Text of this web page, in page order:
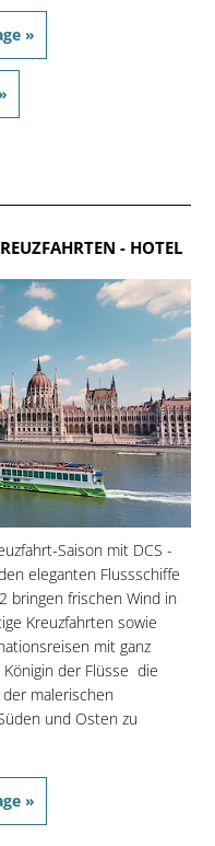
»
- HOTEL
Saison mit DCS -
eleganten Flussschiffe
bringen frischen Wind in
Kreuzfahrten sowie
mit ganz
der Flüsse  die
der malerischen
und Osten zu
»